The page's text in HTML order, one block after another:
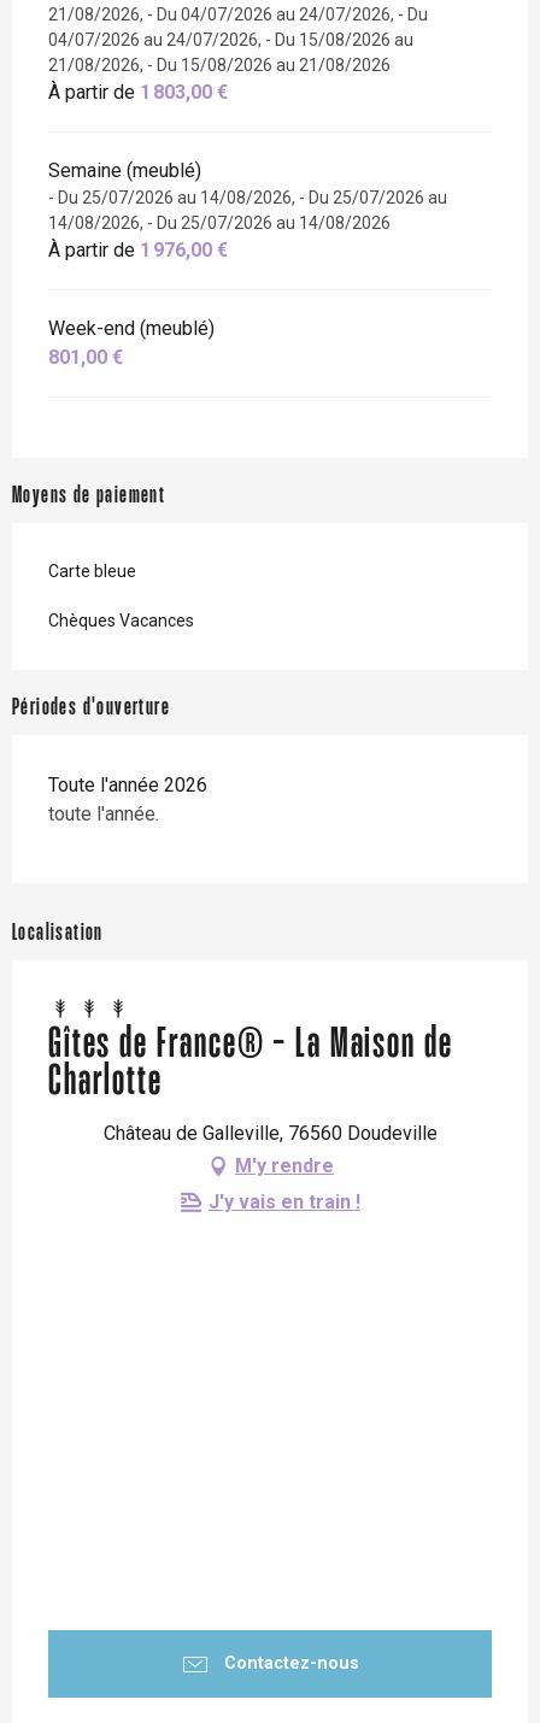
21/08/2026, - Du 04/07/2026 au 24/07/2026, - Du
04/07/2026 au 24/07/2026, - Du 15/08/2026 au
21/08/2026, - Du 15/08/2026 au 21/08/2026
À partir de 1 803,00 €
Semaine (meublé)
- Du 25/07/2026 au 14/08/2026, - Du 25/07/2026 au
14/08/2026, - Du 25/07/2026 au 14/08/2026
À partir de 1 976,00 €
Week-end (meublé)
801,00 €
Moyens de paiement
Carte bleue
Chèques Vacances
Périodes d'ouverture
Toute l'année 2026
toute l'année.
Localisation
Gîtes de France® - La Maison de
Charlotte
Château de Galleville, 76560 Doudeville
M'y rendre
J'y vais en train !
Contactez-nous